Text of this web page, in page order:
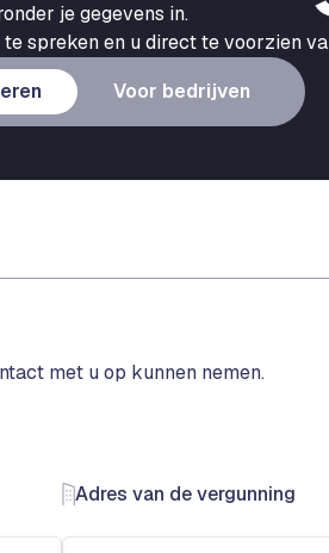
je gegevens in.
spreken en u direct te voorzien
Voor bedrijven
met u op kunnen nemen.
Adres van de vergunning